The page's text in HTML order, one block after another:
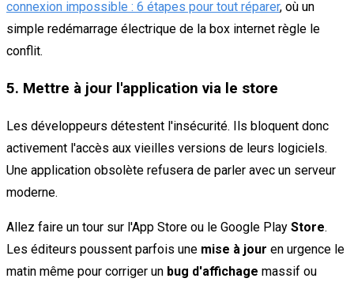
connexion impossible : 6 étapes pour tout réparer, où un
simple redémarrage électrique de la box internet règle le
conflit.
5. Mettre à jour l'application via le store
Les développeurs détestent l'insécurité. Ils bloquent donc
activement l'accès aux vieilles versions de leurs logiciels.
Une application obsolète refusera de parler avec un serveur
moderne.
Allez faire un tour sur l'App Store ou le Google Play Store.
Les éditeurs poussent parfois une mise à jour en urgence le
matin même pour corriger un bug d'affichage massif ou